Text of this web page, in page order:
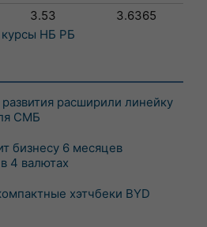
3.53
3.6365
НБ РБ
расширили линейку
СМБ
бизнесу 6 месяцев
4 валютах
хэтчбеки BYD